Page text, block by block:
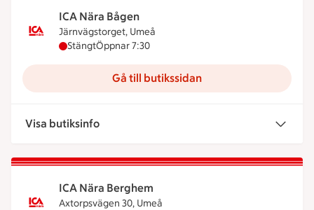
ICA Nära Bågen
Järnvägstorget, Umeå
ICA Nära Bågen har stängt, öppnar klockan 7:30
StängtÖppnar 7:30
Gå till butikssidan
Visa butiksinfo
ICA Nära Berghem
Axtorpsvägen 30, Umeå